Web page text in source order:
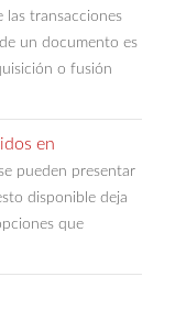
las transacciones
un documento es
o fusión
en
pueden presentar
disponible deja
que